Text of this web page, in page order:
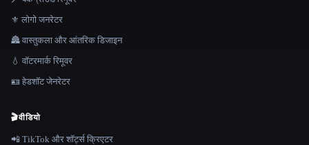
⚜️ लोगो जनरेटर
🏯 वास्तुकला और आंतरिक डिजाइन
💧 वॉटरमार्क रिमूवर
🪪 हेडशॉट जेनरेटर
🎬वीडियो
📲 TikTok और शॉर्ट्स क्रिएटर